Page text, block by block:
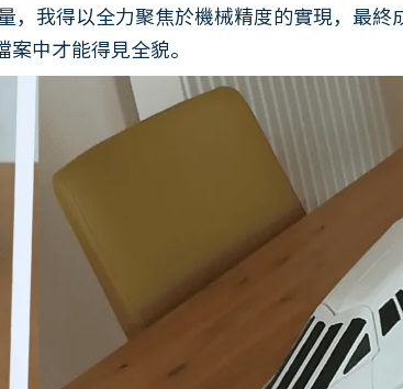
我得以全力聚焦於機械精度的實現，最終
中才能得見全貌。